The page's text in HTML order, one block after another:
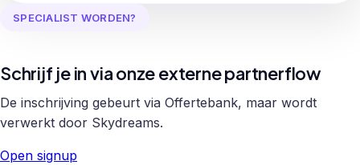
SPECIALIST WORDEN?
Schrijf je in via onze externe partnerflow
De inschrijving gebeurt via Offertebank, maar wordt
verwerkt door Skydreams.
Open signup